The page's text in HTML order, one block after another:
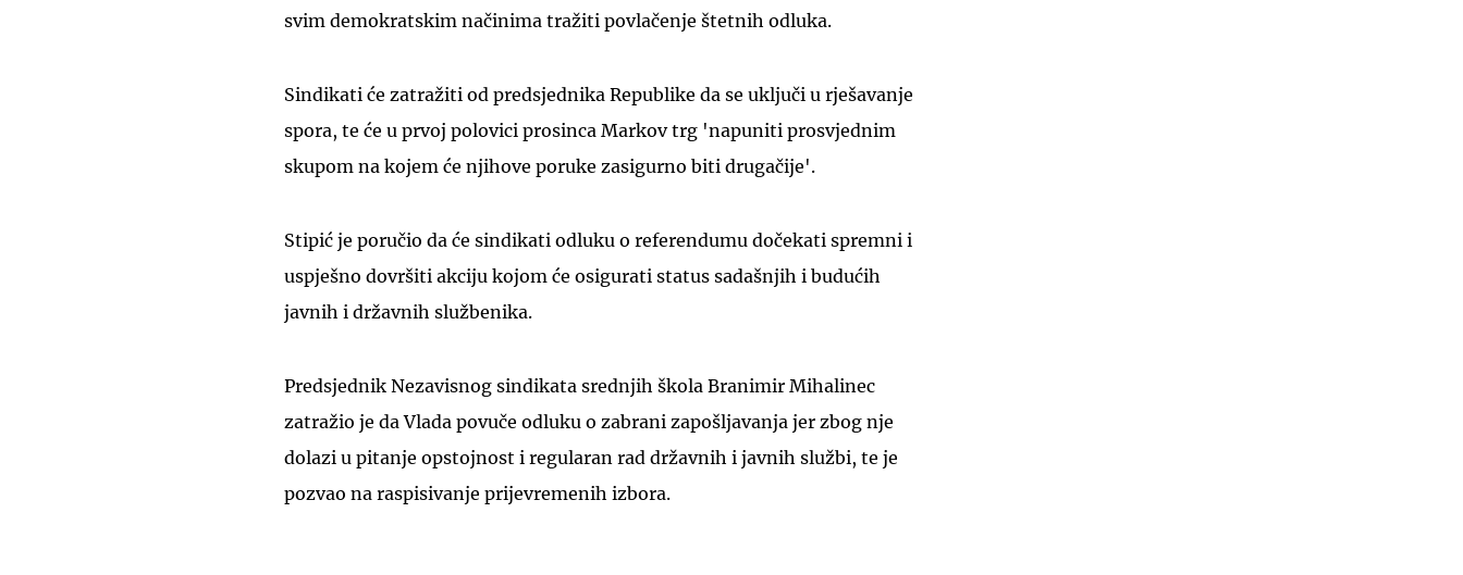
svim demokratskim načinima tražiti povlačenje štetnih odluka.
Sindikati će zatražiti od predsjednika Republike da se uključi u rješavanje
spora, te će u prvoj polovici prosinca Markov trg 'napuniti prosvjednim
skupom na kojem će njihove poruke zasigurno biti drugačije'.
Stipić je poručio da će sindikati odluku o referendumu dočekati spremni i
uspješno dovršiti akciju kojom će osigurati status sadašnjih i budućih
javnih i državnih službenika.
Predsjednik Nezavisnog sindikata srednjih škola Branimir Mihalinec
zatražio je da Vlada povuče odluku o zabrani zapošljavanja jer zbog nje
dolazi u pitanje opstojnost i regularan rad državnih i javnih službi, te je
pozvao na raspisivanje prijevremenih izbora.